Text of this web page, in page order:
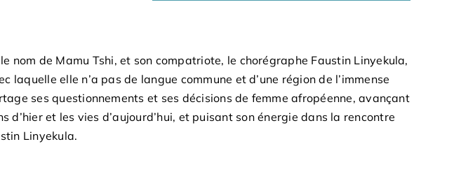
nom de Mamu Tshi, et son compatriote, le chorégraphe Faustin Linyekula,
elle n’a pas de langue commune et d’une région de l’immense
ses questionnements et ses décisions de femme afropéenne, avançant
et les vies d’aujourd’hui, et puisant son énergie dans la rencontre
Linyekula.